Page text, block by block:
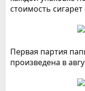
стоимость сигарет
Первая партия
произведена в